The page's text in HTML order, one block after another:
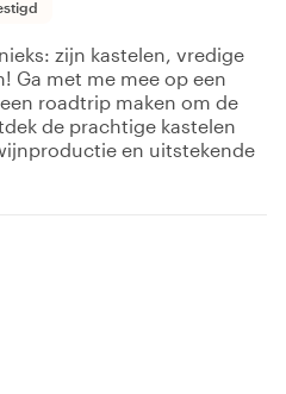
zijn kastelen, vredige
Ga met me mee op een
roadtrip maken om de
de prachtige kastelen
en uitstekende